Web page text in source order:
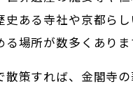
史ある寺社や京都ら
る場所が数多くありま
散策すれば、金閣寺